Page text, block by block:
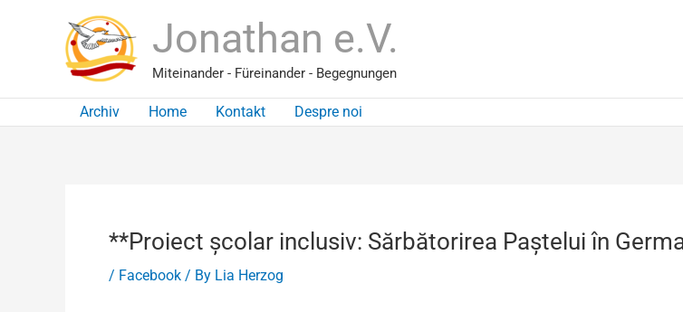
Jonathan e.V.
Miteinander - Füreinander - Begegnungen
Archiv Home Kontakt Despre noi
**Proiect școlar inclusiv: Sărbătorirea Paștelui în
/ Facebook / By Lia Herzog